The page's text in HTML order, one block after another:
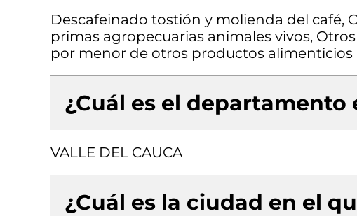
Descafeinado tostión y molienda del café,
primas agropecuarias animales vivos,
por menor de otros productos
¿Cuál es el departamento
VALLE DEL CAUCA
¿Cuál es la ciudad en el